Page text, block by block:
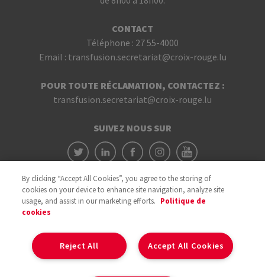
CONTACT
Téléphone : 27 55-4000
Email : transfusion.secretariat@croix-rouge.lu
POUR TOUTE RÉCLAMATION, CONTACTEZ :
transfusion.secretariat@croix-rouge.lu
SUIVEZ NOUS SUR
By clicking “Accept All Cookies”, you agree to the storing of
cookies on your device to enhance site navigation, analyze site
usage, and assist in our marketing efforts. Politique de
cookies
Accept All Cookies
Reject All